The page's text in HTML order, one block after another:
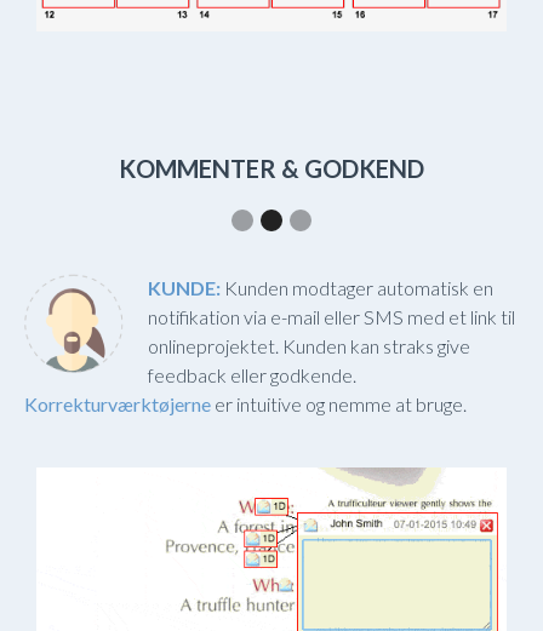
KUNDE: Kunden modtager automatisk en
notifikation via e-mail eller SMS med et link til
onlineprojektet. Kunden kan straks give
feedback eller godkende.
Korrekturværktøjerne er intuitive og nemme at bruge.
KOMMENTER & GODKEND